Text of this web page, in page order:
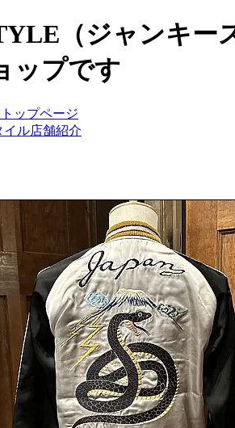
（ジャンキー
ップです
ップページ
イル店舗紹介